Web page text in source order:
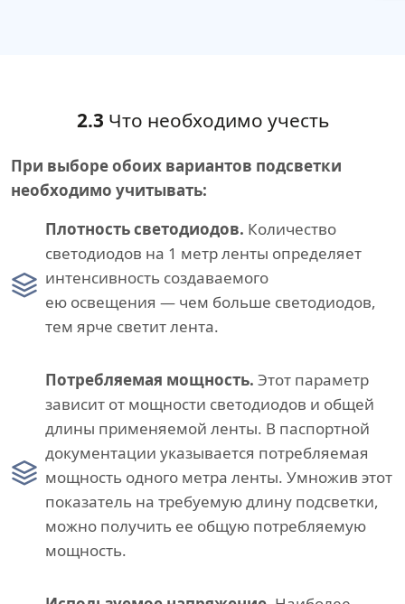
2.3 Что необходимо учесть
При выборе обоих вариантов подсветки
необходимо учитывать:
Плотность светодиодов. Количество
светодиодов на 1 метр ленты определяет
интенсивность создаваемого
ею освещения — чем больше светодиодов,
тем ярче светит лента.
Потребляемая мощность. Этот параметр
зависит от мощности светодиодов и общей
длины применяемой ленты. В паспортной
документации указывается потребляемая
мощность одного метра ленты. Умножив этот
показатель на требуемую длину подсветки,
можно получить ее общую потребляемую
мощность.